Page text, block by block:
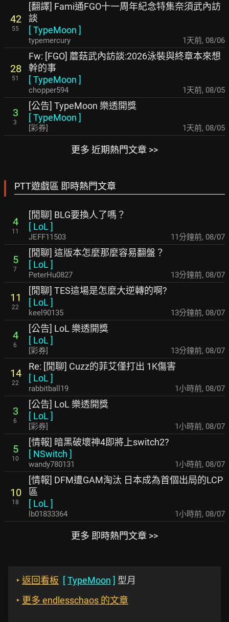
42
55
[翻譯] Fami通FGO十一周年紀念特集奈須武內訪
談
[TypeMoon ]
typemercury 1天前, 08/06
28
51
Fw: [FGO] 蘑菇武內訪談:2026泳裝與終章本來想
幹的事
[TypeMoon ]
chopper594 1天前, 08/05
3
3
[公告] TypeMoon 樂透開獎
[TypeMoon ]
[彩券] 1天前, 08/05
更多 近期熱門文章 >>
PTT遊戲區 即時熱門文章
4
11
[閒聊] BLG要換人了嗎？
[ LoL ]
JEFF11503 11分鐘前, 08/07
5
7
[閒聊] 這版本怎麼那麼容易翻盤？
[ LoL ]
PeterHu0827 13分鐘前, 08/07
11
22
[閒聊] TES這場是怎麼大逆轉的啊?
[ LoL ]
keel90135 13分鐘前, 08/07
4
6
[公告] LoL 樂透開獎
[ LoL ]
[彩券] 13分鐘前, 08/07
14
22
Re: [閒聊] Cuzz的菲艾僅打出 1K傷害
[ LoL ]
rabbitball19 1小時前, 08/07
3
6
[公告] LoL 樂透開獎
[ LoL ]
[彩券] 1小時前, 08/07
5
10
[情報] 暗黑破壞神4即將上switch2?
[ NSwitch ]
wandy780131 1小時前, 08/07
10
18
[情報] DFM遭GAM淘汰 日本成為首個出局的LCP
區
[ LoL ]
lb01833364 1小時前, 08/07
更多 即時熱門文章 >>
‣ 返回看板 [TypeMoon ] 型月
‣ 更多 endlesschaos 的文章